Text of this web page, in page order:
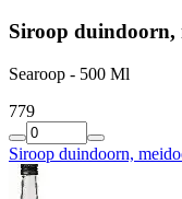
Siroop duindoorn,
Searoop - 500 Ml
779
Siroop duindoorn,